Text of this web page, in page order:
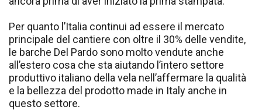
Per quanto l’Italia continui ad essere il mercato
principale del cantiere con oltre il 30% delle vendite,
le barche Del Pardo sono molto vendute anche
all’estero cosa che sta aiutando l’intero settore
produttivo italiano della vela nell’affermare la qualità
e la bellezza del prodotto made in Italy anche in
questo settore.